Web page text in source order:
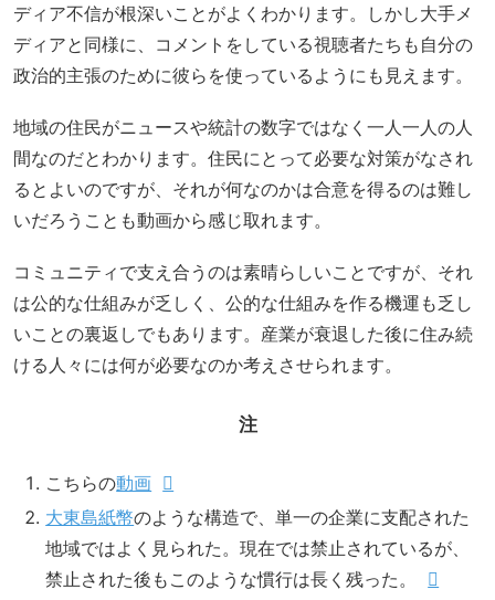
ディア不信が根深いことがよくわかります。しかし大手メ
ディアと同様に、コメントをしている視聴者たちも自分の
政治的主張のために彼らを使っているようにも見えます。
地域の住民がニュースや統計の数字ではなく一人一人の人
間なのだとわかります。住民にとって必要な対策がなされ
るとよいのですが、それが何なのかは合意を得るのは難し
いだろうことも動画から感じ取れます。
コミュニティで支え合うのは素晴らしいことですが、それ
は公的な仕組みが乏しく、公的な仕組みを作る機運も乏し
いことの裏返しでもあります。産業が衰退した後に住み続
ける人々には何が必要なのか考えさせられます。
注
こちらの動画
大東島紙幣のような構造で、単一の企業に支配された
地域ではよく見られた。現在では禁止されているが、
禁止された後もこのような慣行は長く残った。